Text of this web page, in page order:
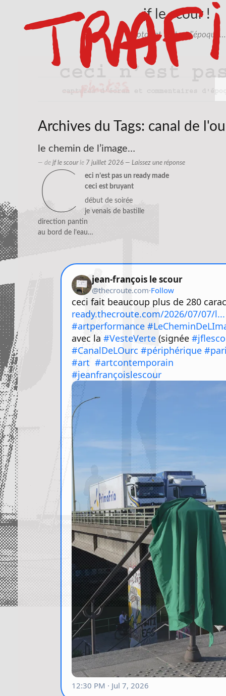
jf le scour !
photos et textes d'époque…
Archives du Tags: canal de
le chemin de l’image…
— de jf le scourle 7 juillet 2026 — Laissez une réponse
c
eci n’est pas un ready made
ceci est bruyant
début de soirée
je venais de bastille
direction pantin
au bord de l’eau…